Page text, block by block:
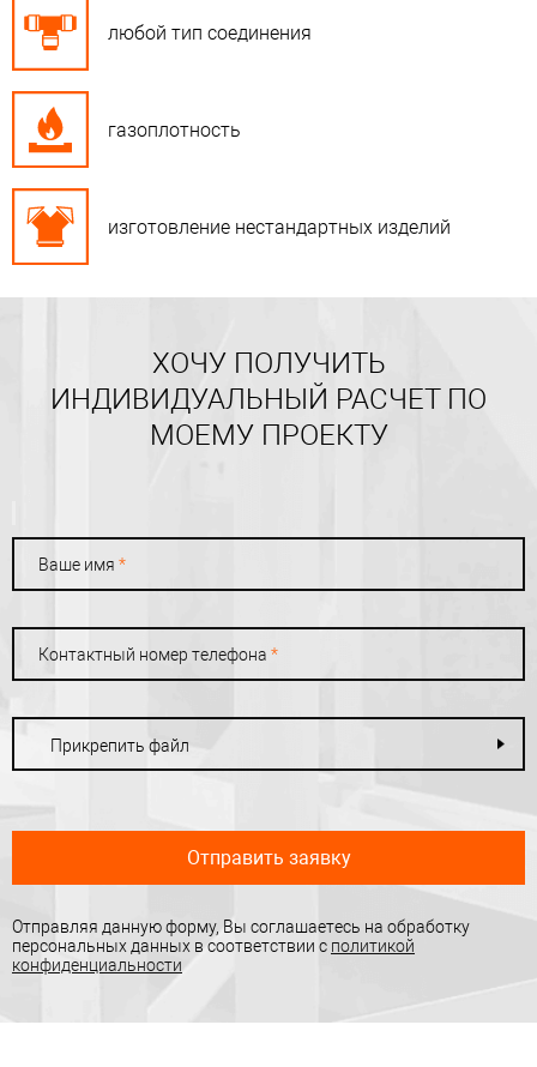
любой тип соединения
газоплотность
изготовление нестандартных изделий
ХОЧУ ПОЛУЧИТЬ
ИНДИВИДУАЛЬНЫЙ РАСЧЕТ ПО
МОЕМУ ПРОЕКТУ
Ваше имя *
Контактный номер телефона *
Прикрепить файл
Отправить заявку
Отправляя данную форму, Вы соглашаетесь на обработку
персональных данных в соответствии с политикой
конфиденциальности